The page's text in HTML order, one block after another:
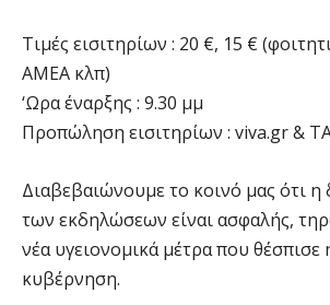
Τιμές εισιτηρίων : 20 €, 15 €
ΑΜΕΑ κλπ)
‘Ωρα έναρξης : 9.30 μμ
Προπώληση εισιτηρίων : viva.gr &
Διαβεβαιώνουμε το κοινό μας ότι
των εκδηλώσεων είναι ασφαλής,
νέα υγειονομικά μέτρα που θέσπισε
κυβέρνηση.